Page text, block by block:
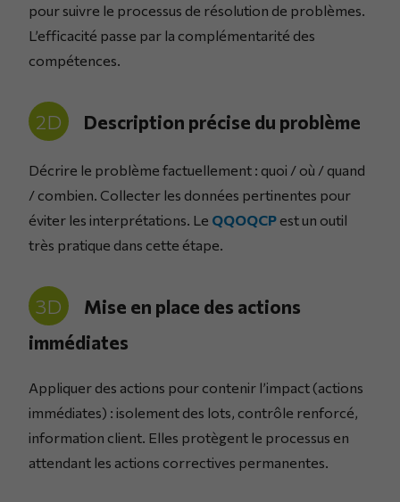
pour suivre le processus de résolution de problèmes.
L’efficacité passe par la complémentarité des
compétences.
2D Description précise du problème
Décrire le problème factuellement : quoi / où / quand
/ combien. Collecter les données pertinentes pour
éviter les interprétations. Le QQOQCP est un outil
très pratique dans cette étape.
3D
Mise en place des actions
immédiates
Appliquer des actions pour contenir l’impact (actions
immédiates) : isolement des lots, contrôle renforcé,
information client. Elles protègent le processus en
attendant les actions correctives permanentes.